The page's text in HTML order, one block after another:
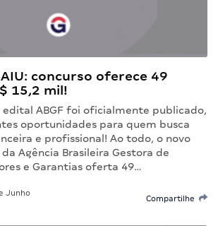
concurso oferece 49
15,2 mil!
edital ABGF foi oficialmente publicado,
oportunidades para quem busca
e profissional! Ao todo, o novo
Agência Brasileira Gestora de
e Garantias oferta 49…
Junho
Compartilhe